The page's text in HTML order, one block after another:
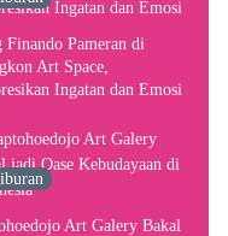
Finando Pameran di
Art Space,
Ingatan dan Emosi
Art Galery Bakal